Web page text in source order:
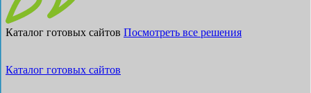
Каталог готовых сайтов Посмотреть все решения
Каталог готовых сайтов